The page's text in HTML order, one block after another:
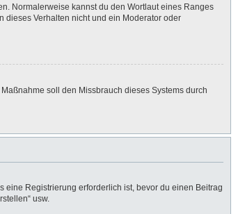
Normalerweise kannst du den Wortlaut eines Ranges
Verhalten nicht und ein Moderator oder
soll den Missbrauch dieses Systems durch
eine Registrierung erforderlich ist, bevor du einen Beitrag
usw.